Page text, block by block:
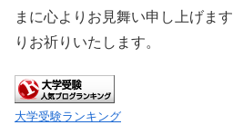
まに心よりお見舞い申し上げま
りお祈りいたします。
大学受験ランキング